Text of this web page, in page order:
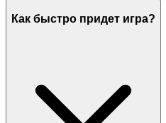
Как быстро придет игра?